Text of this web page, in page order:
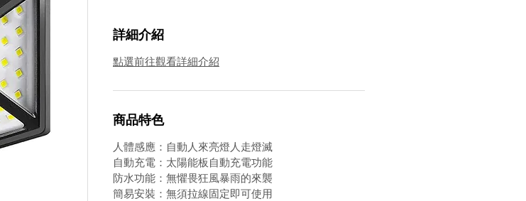
詳細介紹
點選前往觀看詳細介紹
商品特色
人體感應：自動人來亮燈人走燈滅
自動充電：太陽能板自動充電功能
防水功能：無懼畏狂風暴雨的來襲
簡易安裝：無須拉線固定即可使用